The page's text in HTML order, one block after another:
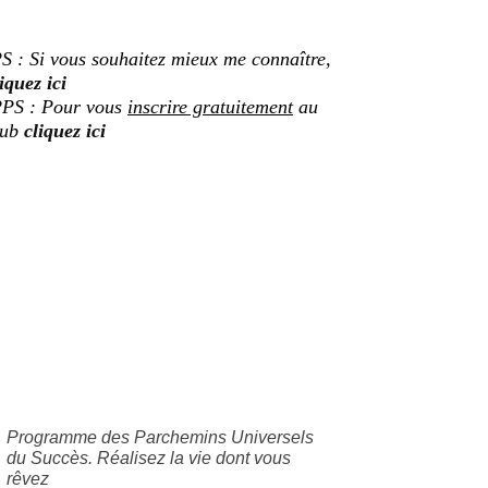
: Si vous souhaitez mieux me connaître,
ici
: Pour vous inscrire gratuitementau
cliquez ici
Programme des Parchemins Universels
du Succès. Réalisez la vie dont vous
rêvez